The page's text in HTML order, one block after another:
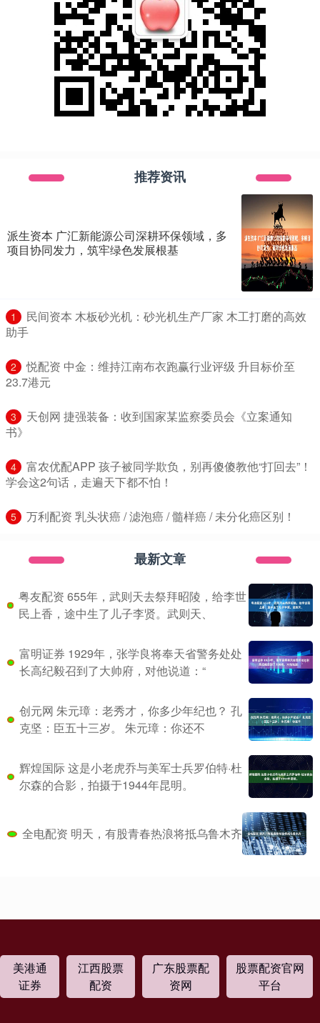
推荐资讯
派生资本 广汇新能源公司深耕环保领域，多
项目协同发力，筑牢绿色发展根基
1
​民间资本 木板砂光机：砂光机生产厂家 木工打磨的高效
助手
2
​悦配资 中金：维持江南布衣跑赢行业评级 升目标价至
23.7港元
3
​天创网 捷强装备：收到国家某监察委员会《立案通知
书》
4
​富农优配APP 孩子被同学欺负，别再傻傻教他“打回去”！
学会这2句话，走遍天下都不怕！
5 ​万利配资 乳头状癌 / 滤泡癌 / 髓样癌 / 未分化癌区别！
最新文章
粤友配资 655年，武则天去祭拜昭陵，给李世
民上香，途中生了儿子李贤。武则天、
富明证券 1929年，张学良将奉天省警务处处
长高纪毅召到了大帅府，对他说道：“
创元网 朱元璋：老秀才，你多少年纪也？ 孔
克坚：臣五十三岁。 朱元璋：你还不
辉煌国际 这是小老虎乔与美军士兵罗伯特·杜
尔森的合影，拍摄于1944年昆明。
全电配资 明天，有股青春热浪将抵乌鲁木齐
美港通
证券
江西股票
配资
广东股票配
资网
股票配资官网
平台